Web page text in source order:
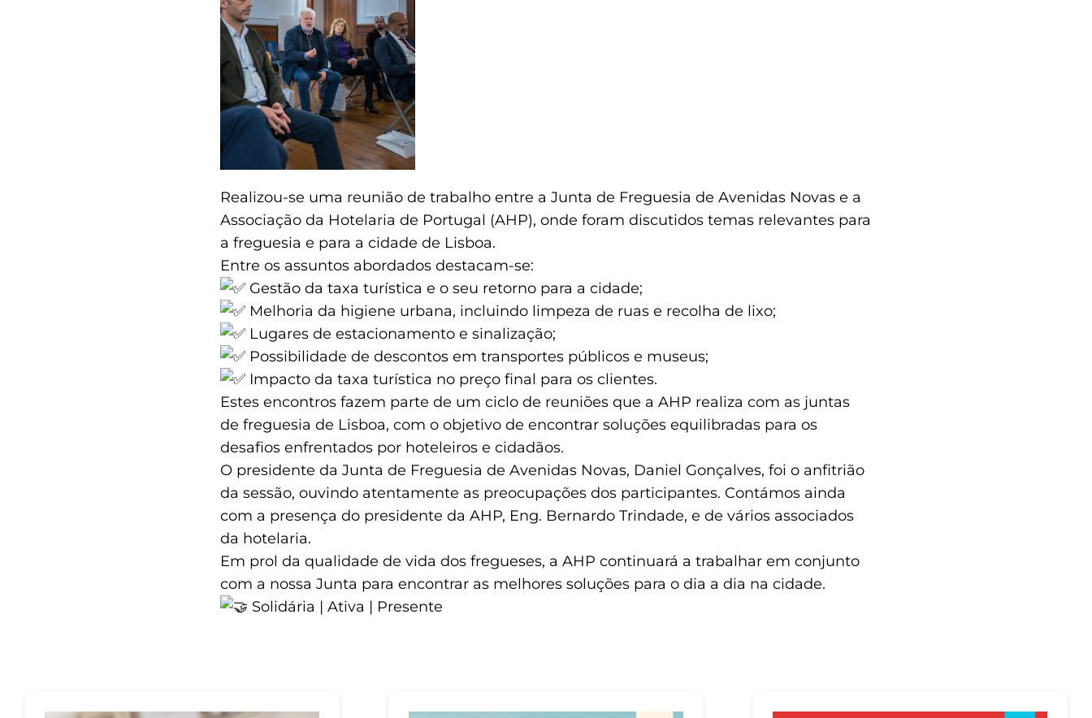
Realizou-se uma reunião de trabalho entre a Junta de Freguesia de Avenidas Novas e a
Associação da Hotelaria de Portugal (AHP), onde foram discutidos temas relevantes para
a freguesia e para a cidade de Lisboa.
Entre os assuntos abordados destacam-se:
Gestão da taxa turística e o seu retorno para a cidade;
Melhoria da higiene urbana, incluindo limpeza de ruas e recolha de lixo;
Lugares de estacionamento e sinalização;
Possibilidade de descontos em transportes públicos e museus;
Impacto da taxa turística no preço final para os clientes.
Estes encontros fazem parte de um ciclo de reuniões que a AHP realiza com as juntas
de freguesia de Lisboa, com o objetivo de encontrar soluções equilibradas para os
desafios enfrentados por hoteleiros e cidadãos.
O presidente da Junta de Freguesia de Avenidas Novas, Daniel Gonçalves, foi o anfitrião
da sessão, ouvindo atentamente as preocupações dos participantes. Contámos ainda
com a presença do presidente da AHP, Eng. Bernardo Trindade, e de vários associados
da hotelaria.
Em prol da qualidade de vida dos fregueses, a AHP continuará a trabalhar em conjunto
com a nossa Junta para encontrar as melhores soluções para o dia a dia na cidade.
Solidária | Ativa | Presente